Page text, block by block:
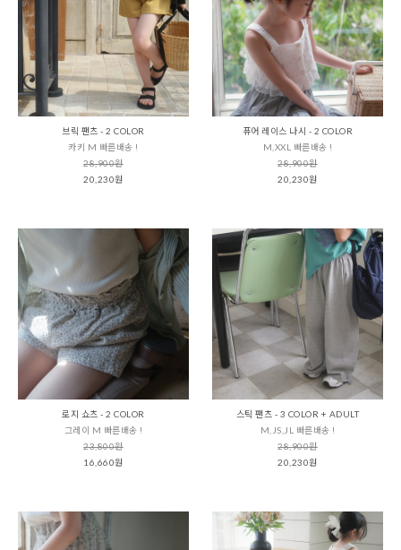
브릭 팬츠 - 2 COLOR
카키 M 빠른배송 !
28,900원
20,230원
퓨어 레이스 나시 - 2 COLOR
M,XXL 빠른배송 !
28,900원
20,230원
로지 쇼츠 - 2 COLOR
그레이 M 빠른배송 !
23,800원
16,660원
스틱 팬츠 - 3 COLOR + ADULT
M,JS,JL 빠른배송 !
28,900원
20,230원